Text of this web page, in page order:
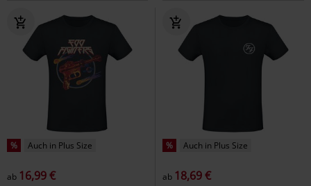
% Auch in Plus Size
ab 16,99 €
% Auch in Plus Size
ab 18,69 €